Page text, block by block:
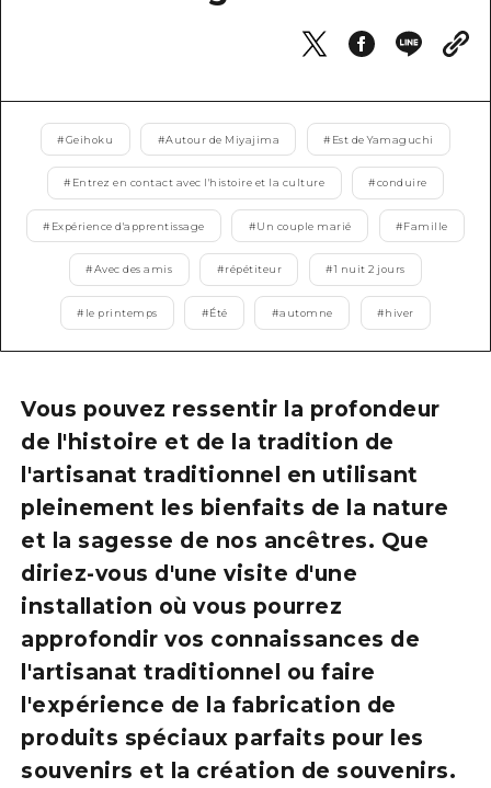
Guide bénévole
FAQ
Téléchargement de Photos
Informations sur le transport en
Brochure touristique
#Geihoku #Autour de Miyajima # Est de Yamaguchi
# Entrez en contact avec l'histoire et la culture #conduire
# Expérience d'apprentissage #Un couple marié #Famille
#Avec des amis #répétiteur #1 nuit 2 jours
# le printemps #Été #automne #hiver
Vous pouvez ressentir la profondeur
de l'histoire et de la tradition de
l'artisanat traditionnel en utilisant
pleinement les bienfaits de la nature
et la sagesse de nos ancêtres. Que
diriez-vous d'une visite d'une
installation où vous pourrez
approfondir vos connaissances de
l'artisanat traditionnel ou faire
l'expérience de la fabrication de
produits spéciaux parfaits pour les
souvenirs et la création de souvenirs.